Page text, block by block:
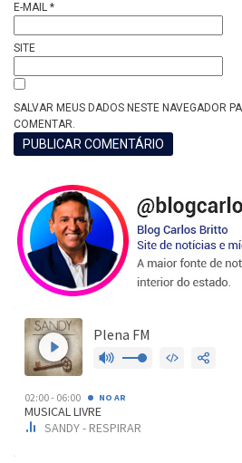
E-MAIL *
SITE
SALVAR MEUS DADOS NESTE NAVEGADOR
COMENTAR.